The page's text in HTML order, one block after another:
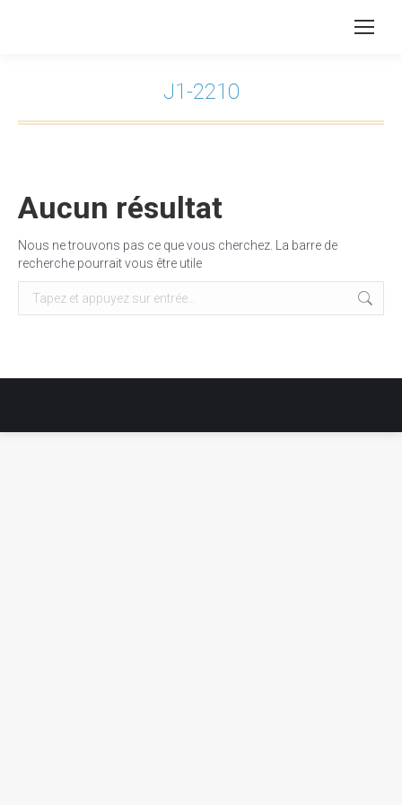
J1-2210
Aucun résultat
Nous ne trouvons pas ce que vous cherchez. La barre de
recherche pourrait vous être utile
Recherche